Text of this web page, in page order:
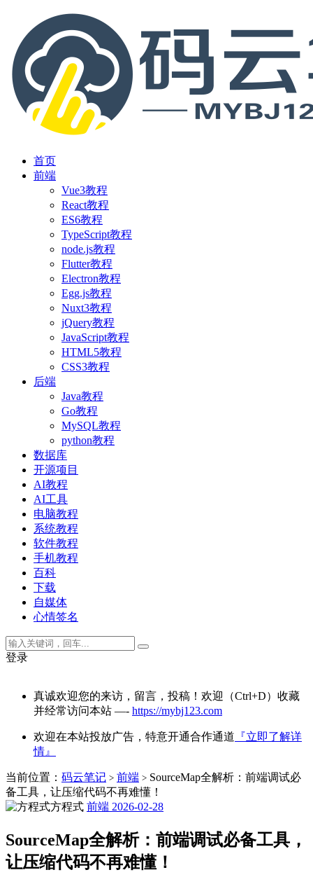
首页
前端
Vue3教程
React教程
ES6教程
TypeScript教程
node.js教程
Flutter教程
Electron教程
Egg.js教程
Nuxt3教程
jQuery教程
JavaScript教程
HTML5教程
CSS3教程
后端
Java教程
Go教程
MySQL教程
python教程
数据库
开源项目
AI教程
AI工具
电脑教程
系统教程
软件教程
手机教程
百科
下载
自媒体
心情签名
登录
真诚欢迎您的来访，留言，投稿！欢迎（Ctrl+D）收藏
并经常访问本站 —- https://mybj123.com
欢迎在本站投放广告，特意开通合作通道 『立即了解详
情』
当前位置： 码云笔记 > 前端 > SourceMap全解析：前端调试必
备工具，让压缩代码不再难懂！
方程式 前端 2026-02-28
SourceMap全解析：前端调试必备工具，
让压缩代码不再难懂！